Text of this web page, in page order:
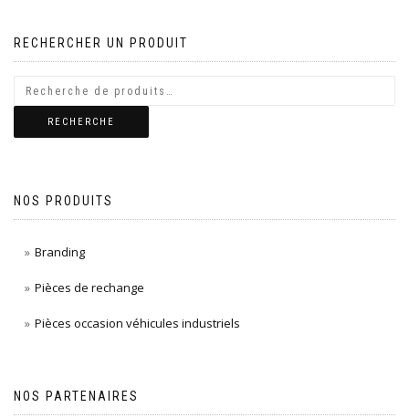
l’article
RECHERCHER UN PRODUIT
RECHERCHE
NOS PRODUITS
Branding
Pièces de rechange
Pièces occasion véhicules industriels
NOS PARTENAIRES